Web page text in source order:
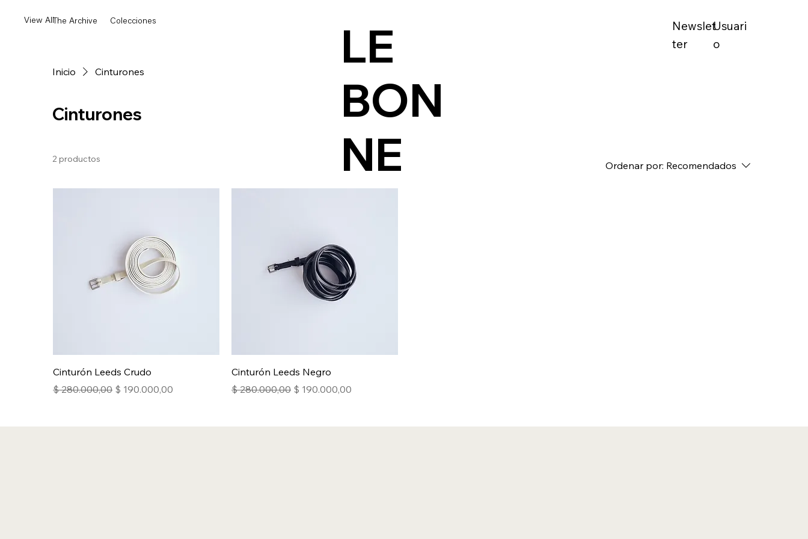
Inicio Cinturones
Cinturones
2 productos
Ordenar por: Recomendados
Cinturón Leeds Crudo
Precio
$ 280.000,00 Precio de oferta
$ 190.000,00
Cinturón Leeds Negro
Precio
$ 280.000,00 Precio de oferta
$ 190.000,00
LE
BON
NE
Usuari
o
Newslet
ter
Colecciones
The Archive
View All